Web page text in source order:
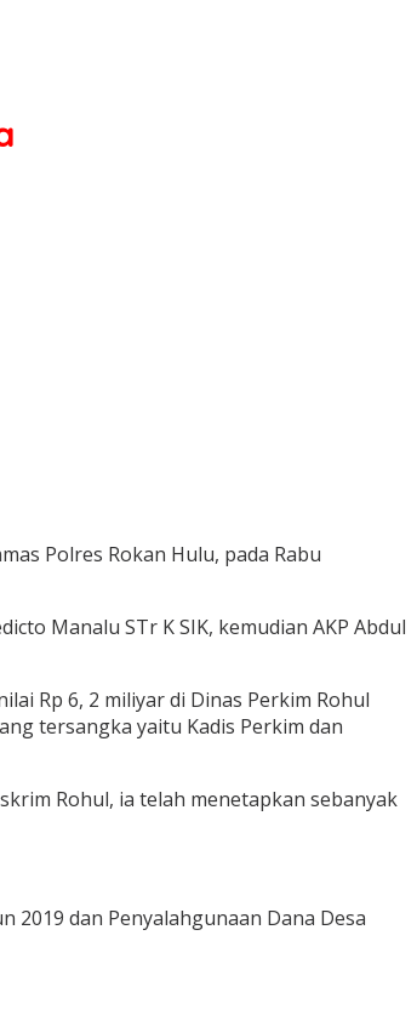
Polres Rokan Hulu, pada Rabu
Manalu STr K SIK, kemudian AKP Abdul
Rp 6, 2 miliyar di Dinas Perkim Rohul
tersangka yaitu Kadis Perkim dan
Rohul, ia telah menetapkan sebanyak
dan Penyalahgunaan Dana Desa